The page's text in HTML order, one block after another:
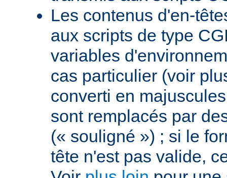
Les contenus d'en-
aux scripts de type
variables
cas particulier (voir
converti en
sont remplacés par
(« souligné ») ; si le
tête n'est pas valide,